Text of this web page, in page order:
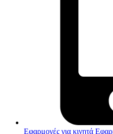
Εφαρμογές για κινητά